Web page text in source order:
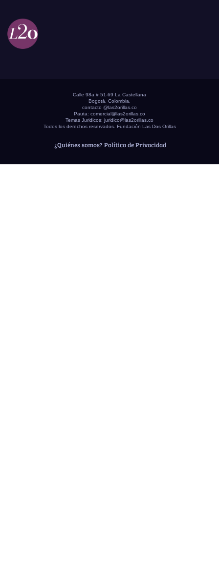
Calle 98a # 51-69 La Castellana
Bogotá, Colombia.
contacto @las2orillas.co
Pauta: comercial@las2orillas.co
Temas Juridicos: juridico@las2orillas.co
Todos los derechos reservados. Fundación Las Dos Orillas
¿Quiénes somos? Política de Privacidad